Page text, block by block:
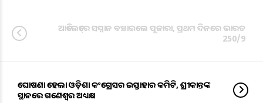
ଆଡିଲେଡ୍‌ରେ ସମ୍ମାନ ବଞ୍ଚାଇଲେ ପୂଜାରା, ପ୍ରଥମ ଦିନରେ ଭାରତ
250/9
ଘୋଷଣା ହେଲା ଓଡ଼ିଶା କଂଗ୍ରେସର ଇସ୍ତାହାର କମିଟି, ଶ୍ରୀକାନ୍ତଙ୍କ
ସ୍ଥାନରେ ଗଣେଶ୍ବର ଅଧ୍ୟକ୍ଷ